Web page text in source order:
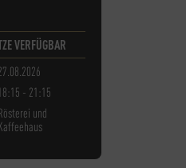
VERFÜGBAR
- 21:15
und